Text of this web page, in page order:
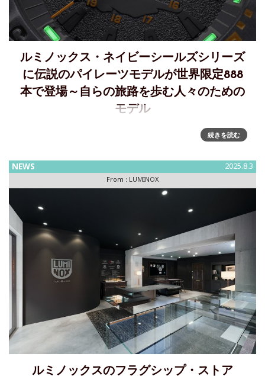
ルミノックス・ネイビーシールズシリーズ
に伝説のパイレーツモデルが世界限定888
本で登場～自らの旅路を歩む人々のための
モデル
ルミノックス・ネイビーシールズシリーズに伝説のパイレー
ツモデルが登場～挑戦を恐れず、自らの旅路を歩む人々のた
績を持つルミノックスが、ネイビーシール 3050シリーズにス
ペシャルエディ
続きを読む
NEWS 2025.8.3
From : LUMINOX
ルミノックスのフラグシップ・ストア